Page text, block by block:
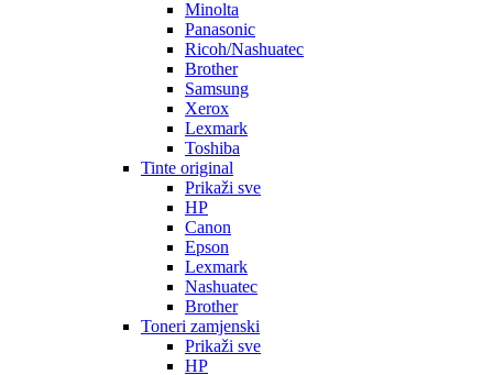
Minolta
Panasonic
Ricoh/Nashuatec
Brother
Samsung
Xerox
Lexmark
Toshiba
Tinte original
Prikaži sve
HP
Canon
Epson
Lexmark
Nashuatec
Brother
Toneri zamjenski
Prikaži sve
HP